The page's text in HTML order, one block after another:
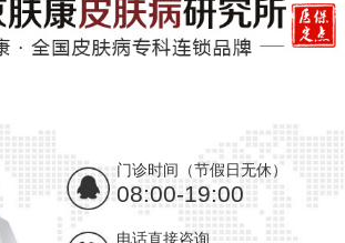
门诊时间（节假日无休）
08:00-19:00
电话直接咨询